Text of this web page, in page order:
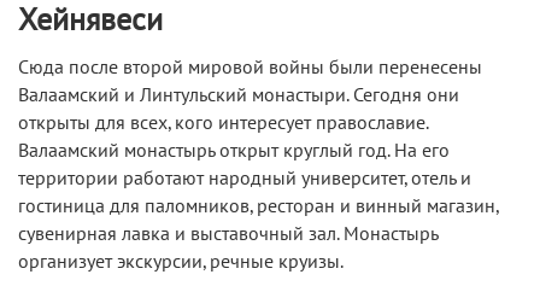
Хейнявеси
Сюда после второй мировой войны были перенесены
Валаамский и Линтульский монастыри. Сегодня они
открыты для всех, кого интересует православие.
Валаамский монастырь открыт круглый год. На его
территории работают народный университет, отель и
гостиница для паломников, ресторан и винный магазин,
сувенирная лавка и выставочный зал. Монастырь
организует экскурсии, речные круизы.